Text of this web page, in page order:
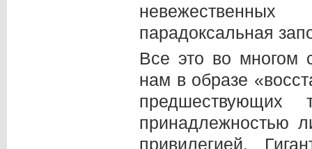
парадоксальная
Все это во многом
нам в образе
принадлежностью
привилегией.